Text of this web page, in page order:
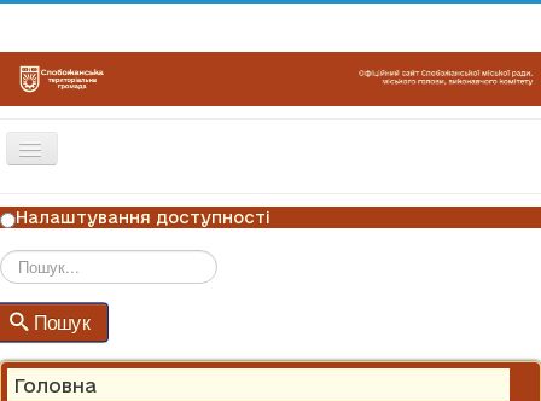
Перемикач
ГОЛОВНА
НОВИНИ
ОГОЛОШЕННЯ
ГРАФІКИ ПРИЙОМУ
КОНТАКТИ
Налаштування доступності
Пошук
Головна